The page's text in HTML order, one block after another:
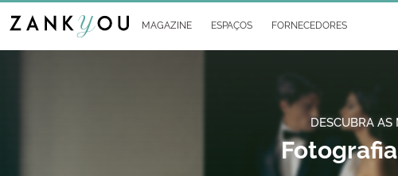
MAGAZINE ESPAÇOS FORNECEDORES
DESCUBRA AS